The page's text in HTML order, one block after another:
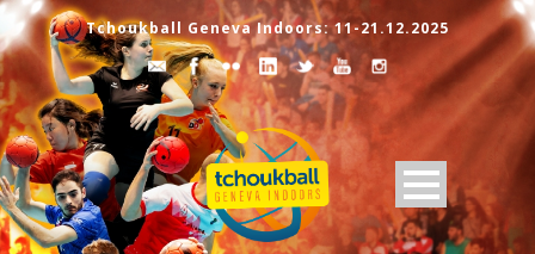
Tchoukball Geneva Indoors: 11-21.12.2025